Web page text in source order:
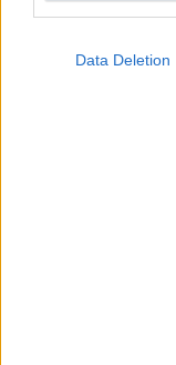
Data Deletion